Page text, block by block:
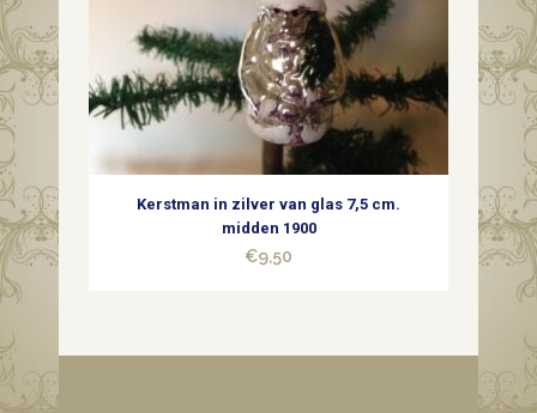
Kerstman in zilver van glas 7,5 cm.
midden 1900
€9,50